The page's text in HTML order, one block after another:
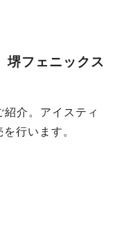
フェニックス
介。アイスティ
行います。